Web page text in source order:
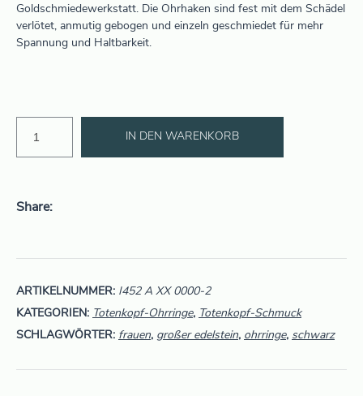
Goldschmiedewerkstatt. Die Ohrhaken sind fest mit dem Schädel
verlötet, anmutig gebogen und einzeln geschmiedet für mehr
Spannung und Haltbarkeit.
IN DEN WARENKORB
Share
ARTIKELNUMMER: I452 A XX 0000-2
KATEGORIEN: Totenkopf-Ohrringe, Totenkopf-Schmuck
SCHLAGWÖRTER: frauen, großer edelstein, ohrringe, schwarz